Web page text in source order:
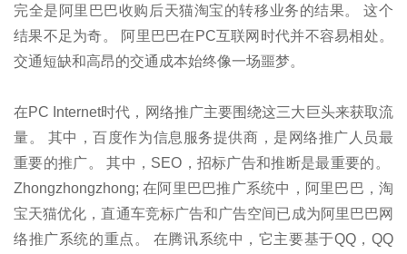
完全是阿里巴巴收购后天猫淘宝的转移业务的结果。 这个
结果不足为奇。 阿里巴巴在PC互联网时代并不容易相处。
交通短缺和高昂的交通成本始终像一场噩梦。
在PC Internet时代，网络推广主要围绕这三大巨头来获取流
量。 其中，百度作为信息服务提供商，是网络推广人员最
重要的推广。 其中，SEO，招标广告和推断是最重要的。
Zhongzhongzhong; 在阿里巴巴推广系统中，阿里巴巴，淘
宝天猫优化，直通车竞标广告和广告空间已成为阿里巴巴网
络推广系统的重点。 在腾讯系统中，它主要基于QQ，QQ